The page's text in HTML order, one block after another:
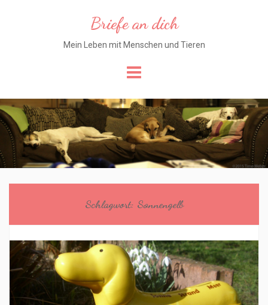
Briefe an dich
Mein Leben mit Menschen und Tieren
to
content
Schlagwort: Sonnengelb